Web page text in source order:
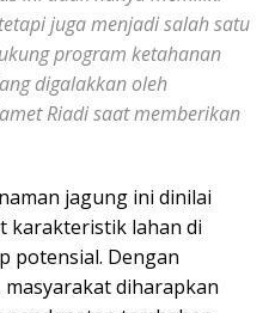
juga menjadi salah satu
program ketahanan
digalakkan oleh
Riadi saat memberikan
jagung ini dinilai
karakteristik lahan di
potensial. Dengan
diharapkan